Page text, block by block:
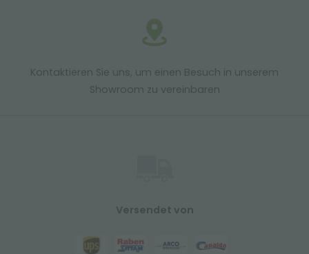
Kontaktieren Sie uns, um einen Besuch in unserem
Showroom zu vereinbaren
Versendet von